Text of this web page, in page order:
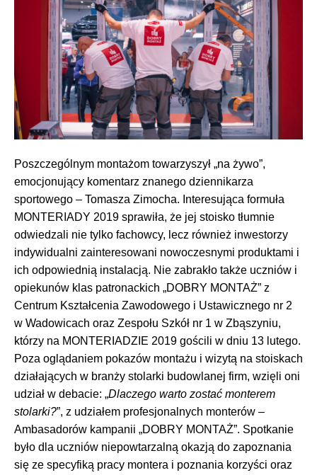
Poszczególnym montażom towarzyszył „na żywo”,
emocjonujący komentarz znanego dziennikarza
sportowego – Tomasza Zimocha. Interesująca formuła
MONTERIADY 2019 sprawiła, że jej stoisko tłumnie
odwiedzali nie tylko fachowcy, lecz również inwestorzy
indywidualni zainteresowani nowoczesnymi produktami i
ich odpowiednią instalacją. Nie zabrakło także uczniów i
opiekunów klas patronackich „DOBRY MONTAŻ” z
Centrum Kształcenia Zawodowego i Ustawicznego nr 2
w Wadowicach oraz Zespołu Szkół nr 1 w Zbąszyniu,
którzy na MONTERIADZIE 2019 gościli w dniu 13 lutego.
Poza oglądaniem pokazów montażu i wizytą na stoiskach
działających w branży stolarki budowlanej firm, wzięli oni
udział w debacie: „Dlaczego warto zostać monterem
stolarki?”, z udziałem profesjonalnych monterów –
Ambasadorów kampanii „DOBRY MONTAŻ”. Spotkanie
było dla uczniów niepowtarzalną okazją do zapoznania
się ze specyfiką pracy montera i poznania korzyści oraz